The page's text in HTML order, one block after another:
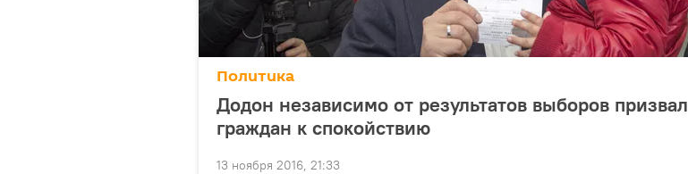
Политика
Додон независимо от результатов выборов призвал
граждан к спокойствию
13 ноября 2016, 21:33